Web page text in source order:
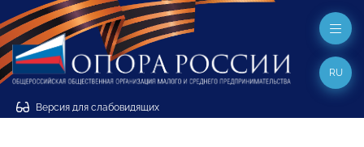
Версия для слабовидящих
RU